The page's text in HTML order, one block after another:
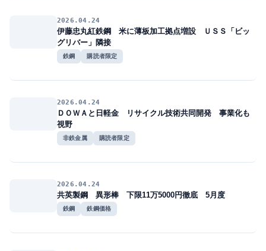
2026.04.24
伊藤忠丸紅鉄鋼 米に薄板加工拠点増設 ＵＳＳ「ビッ
グリバー」隣接
鉄鋼 購読者限定
2026.04.24
ＤＯＷＡと日軽金 リサイクル技術共同開発 事業化も
視野
非鉄金属 購読者限定
2026.04.24
共英製鋼 異形棒 下限11万5000円徹底 5月度
鉄鋼 鉄鋼価格